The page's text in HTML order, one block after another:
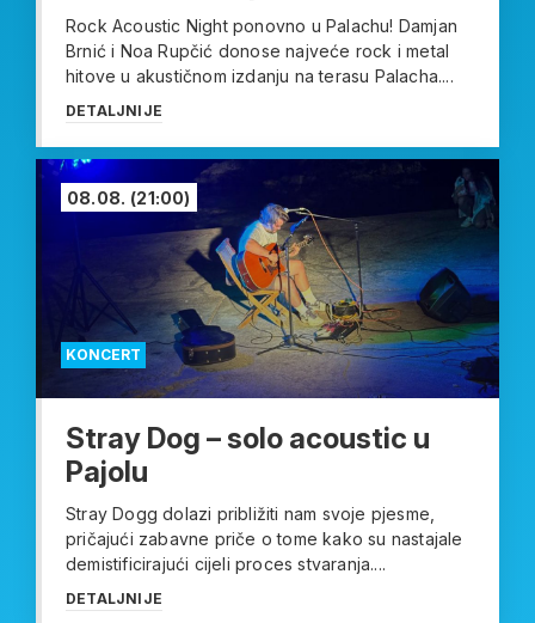
Rock Acoustic Night ponovno u Palachu! Damjan
Brnić i Noa Rupčić donose najveće rock i metal
hitove u akustičnom izdanju na terasu Palacha....
DETALJNIJE
KONCERT
08.08. (21:00)
Stray Dog – solo acoustic u
Pajolu
Stray Dogg dolazi približiti nam svoje pjesme,
pričajući zabavne priče o tome kako su nastajale
demistificirajući cijeli proces stvaranja....
DETALJNIJE